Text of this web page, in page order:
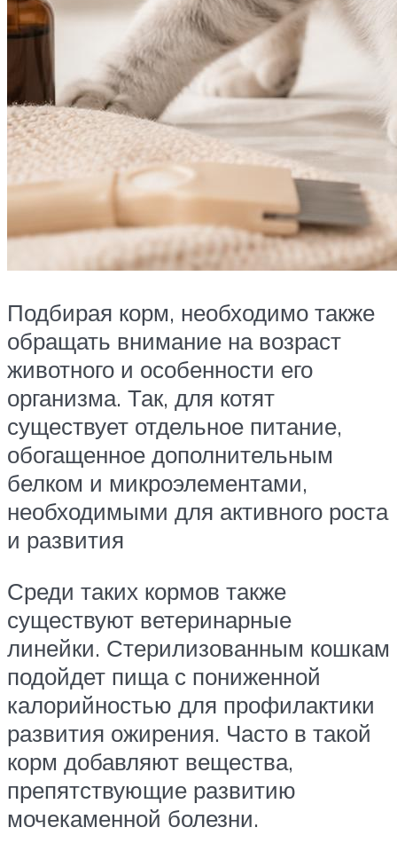
Подбирая корм, необходимо также
обращать внимание на возраст
животного и особенности его
организма. Так, для котят
существует отдельное питание,
обогащенное дополнительным
белком и микроэлементами,
необходимыми для активного роста
и развития
Среди таких кормов также
существуют ветеринарные
линейки. Стерилизованным кошкам
подойдет пища с пониженной
калорийностью для профилактики
развития ожирения. Часто в такой
корм добавляют вещества,
препятствующие развитию
мочекаменной болезни.